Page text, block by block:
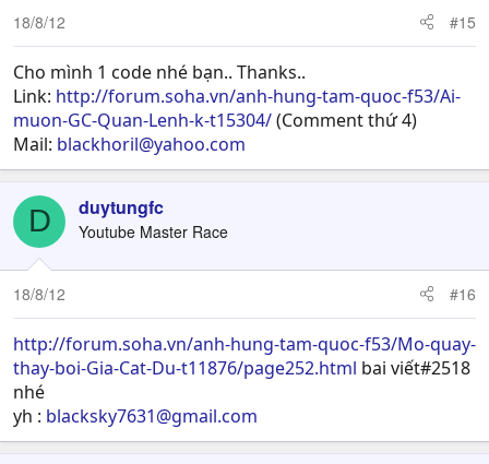
18/8/12 #15
Cho mình 1 code nhé bạn.. Thanks..
Link: http://forum.soha.vn/anh-hung-tam-quoc-f53/Ai-
muon-GC-Quan-Lenh-k-t15304/(Comment thứ 4)
Mail: blackhoril@yahoo.com
D duytungfc
Youtube Master Race
18/8/12 #16
http://forum.soha.vn/anh-hung-tam-quoc-f53/Mo-quay-
thay-boi-Gia-Cat-Du-t11876/page252.html bai viết#2518
nhé
yh : blacksky7631@gmail.com